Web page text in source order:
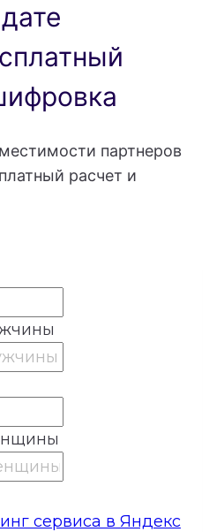
партнеров
расчет и
сервиса в Яндекс